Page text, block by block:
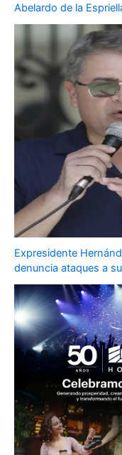
Abelardo de la
Expresidente
denuncia ataques a